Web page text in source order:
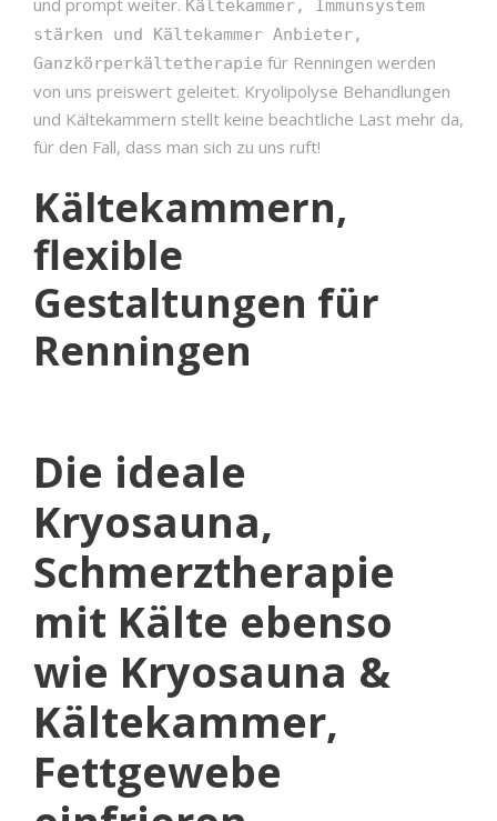
Kältekammer, Immunsystem
stärken und Kältekammer Anbieter,
Ganzkörperkältetherapie für Renningen werden
von uns preiswert geleitet. Kryolipolyse Behandlungen
und Kältekammern stellt keine beachtliche Last mehr da,
für den Fall, dass man sich zu uns ruft!
Kältekammern,
flexible
Gestaltungen für
Renningen
Die ideale
Kryosauna,
Schmerztherapie
mit Kälte ebenso
wie Kryosauna &
Kältekammer,
Fettgewebe